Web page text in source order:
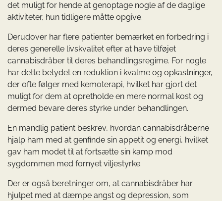
det muligt for hende at genoptage nogle af de daglige
aktiviteter, hun tidligere måtte opgive.
Derudover har flere patienter bemærket en forbedring i
deres generelle livskvalitet efter at have tilføjet
cannabisdråber til deres behandlingsregime. For nogle
har dette betydet en reduktion i kvalme og opkastninger,
der ofte følger med kemoterapi, hvilket har gjort det
muligt for dem at opretholde en mere normal kost og
dermed bevare deres styrke under behandlingen.
En mandlig patient beskrev, hvordan cannabisdråberne
hjalp ham med at genfinde sin appetit og energi, hvilket
gav ham modet til at fortsætte sin kamp mod
sygdommen med fornyet viljestyrke.
Der er også beretninger om, at cannabisdråber har
hjulpet med at dæmpe angst og depression, som